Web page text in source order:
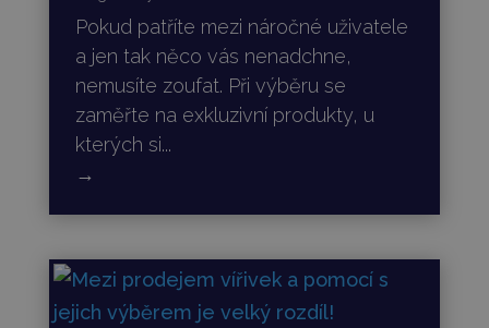
Pokud patříte mezi náročné uživatele
a jen tak něco vás nenadchne,
nemusíte zoufat. Při výběru se
zaměřte na exkluzivní produkty, u
kterých si...
→